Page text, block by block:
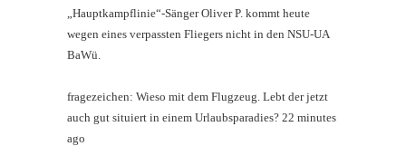
„Hauptkampflinie“-Sänger Oliver P. kommt heute
wegen eines verpassten Fliegers nicht in den NSU-UA
BaWü.
fragezeichen: Wieso mit dem Flugzeug. Lebt der jetzt
auch gut situiert in einem Urlaubsparadies? 22 minutes
ago